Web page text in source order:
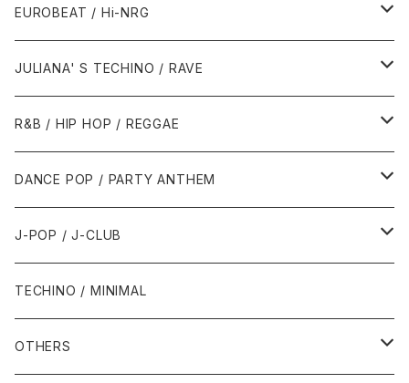
1987年・以前
1988年
1990年代
1990年
1991年
1995年
1996年
2000年代
2000年
2001年
2005年
2010年代
2010年
2011年
1990年代
1994年・以前
1995年
1999年
2000年代
2000年
2001年
2005年
EUROBEAT / Hi-NRG
1980年代
1986年・以前
1987年
1990年代
1990年
1991年
2000年代
JULIANA' S TECHINO / RAVE
1990年代
1990年
1991年
2000年代
2000年
2001年
R&B / HIP HOP / REGGAE
1980年代
1985年・以前
1986年
1990年代
1990年
1991年
2000年代
2000年
DANCE POP / PARTY ANTHEM
1980年代
1988年・以前
1989年
1990年代
1990年
2000年代
J-POP / J-CLUB
1980年代
1990年代
TECHINO / MINIMAL
OTHERS